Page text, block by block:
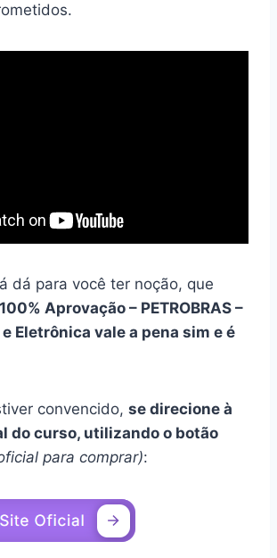
dá para você ter noção, que
Aprovação – PETROBRAS –
Eletrônica vale a pena sim e é
convencido, se direcione à
do curso, utilizando o botão
para comprar):